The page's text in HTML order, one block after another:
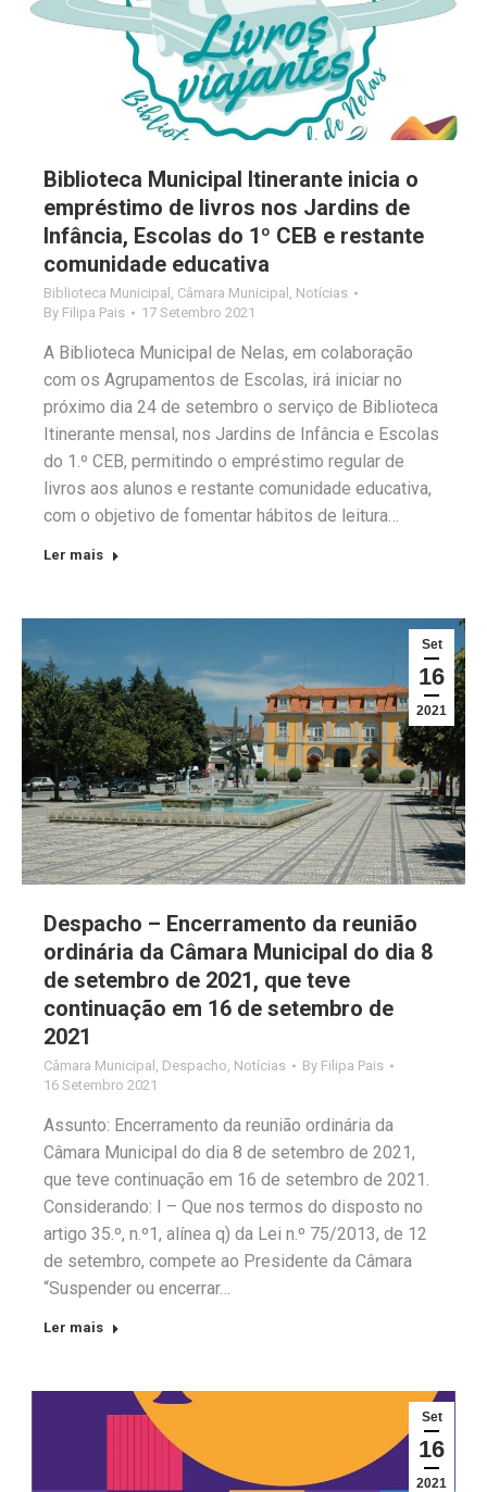
Biblioteca Municipal Itinerante inicia o
empréstimo de livros nos Jardins de
Infância, Escolas do 1º CEB e restante
comunidade educativa
Biblioteca Municipal , Câmara Municipal , Notícias
By Filipa Pais 17 Setembro 2021
A Biblioteca Municipal de Nelas, em colaboração
com os Agrupamentos de Escolas, irá iniciar no
próximo dia 24 de setembro o serviço de Biblioteca
Itinerante mensal, nos Jardins de Infância e Escolas
do 1.º CEB, permitindo o empréstimo regular de
livros aos alunos e restante comunidade educativa,
com o objetivo de fomentar hábitos de leitura…
Ler mais
Set
16
2021
Despacho – Encerramento da reunião
ordinária da Câmara Municipal do dia 8
de setembro de 2021, que teve
continuação em 16 de setembro de
2021
Câmara Municipal Despacho Notícias By Filipa Pais
16 Setembro 2021
Assunto: Encerramento da reunião ordinária da
Câmara Municipal do dia 8 de setembro de 2021,
que teve continuação em 16 de setembro de 2021.
Considerando: I – Que nos termos do disposto no
artigo 35.º, n.º1, alínea q) da Lei n.º 75/2013, de 12
de setembro, compete ao Presidente da Câmara
“Suspender ou encerrar…
Ler mais
Set
16
2021